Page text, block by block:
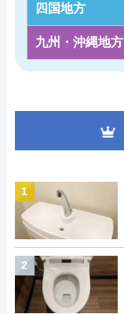
四国地方
九州・沖縄地方
1
2